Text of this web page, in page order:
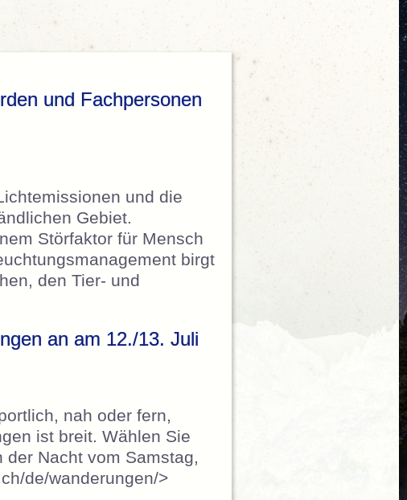
und Fachpersonen
und die
Gebiet.
Störfaktor für Mensch
birgt
den Tier- und
– Weiterbildung über Lichtverschmutzung für
an am 12./13. Juli
nah oder fern,
ist breit. Wählen Sie
Nacht vom Samstag,
de/wanderungen/>